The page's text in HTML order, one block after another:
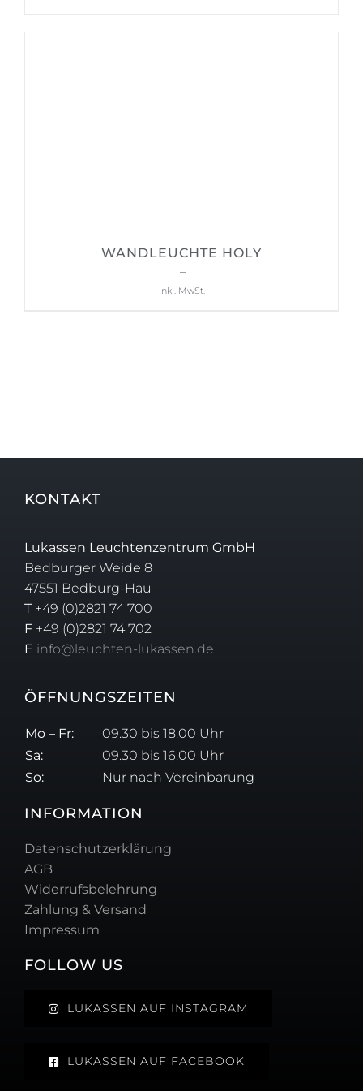
WANDLEUCHTE HOLY
–
inkl. MwSt.
KONTAKT
Lukassen Leuchtenzentrum GmbH
Bedburger Weide 8
47551 Bedburg-Hau
T+49 (0)2821 74 700
F+49 (0)2821 74 702
E info@leuchten-lukassen.de
ÖFFNUNGSZEITEN
Mo – Fr:
09.30 bis 18.00 Uhr
Sa:
09.30 bis 16.00 Uhr
So:
Nur nach Vereinbarung
INFORMATION
Datenschutzerklärung
AGB
Widerrufsbelehrung
Zahlung & Versand
Impressum
FOLLOW US
LUKASSEN AUF INSTAGRAM
LUKASSEN AUF FACEBOOK